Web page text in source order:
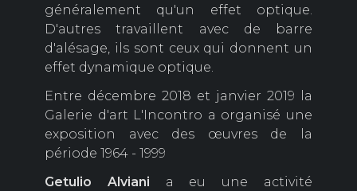
généralement qu'un effet optique.
D'autres travaillent avec de barre
d'alésage, ils sont ceux qui donnent un
effet dynamique optique.
Entre décembre 2018 et janvier 2019 la
Galerie d'art L'Incontro a organisé une
exposition avec des œuvres de la
période 1964 - 1999
Getulio Alviani a eu une activité